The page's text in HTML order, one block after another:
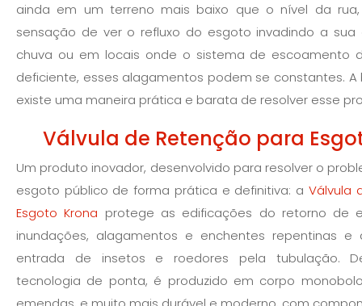
ainda em um terreno mais baixo que o nível da
sensação de ver o refluxo do esgoto invadindo a sua
chuva ou em locais onde o sistema de escoamento
deficiente, esses alagamentos podem se constantes.
existe uma maneira prática e barata de resolver esse
Válvula de Retenção para
Um produto inovador, desenvolvido para resolver o
esgoto público de forma prática e definitiva: a Válvula
Esgoto Krona protege as edificações do retorno de
inundações, alagamentos e enchentes repentinas e
entrada de insetos e roedores pela tubulação.
tecnologia de ponta, é produzido em corpo